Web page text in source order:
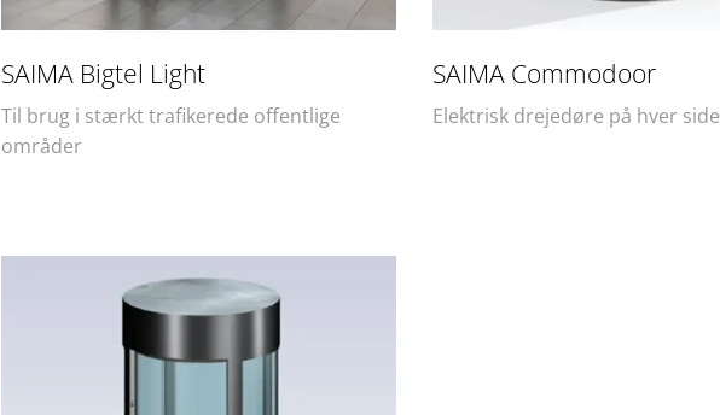
SAIMA Bigtel Light​
Til brug i stærkt trafikerede offentlige
områder
SAIMA Commodoor​
Elektrisk drejedøre på hver side